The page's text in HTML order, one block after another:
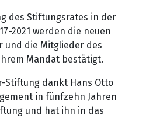
des Stiftungsrates in der
2021 werden die neuen
die Mitglieder des
Mandat bestätigt.
Stiftung dankt Hans Otto
in fünfzehn Jahren
und hat ihn in das